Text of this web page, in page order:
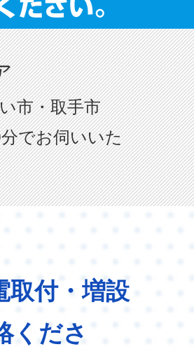
市・取手市
でお伺いいた
取付・増設
くださ